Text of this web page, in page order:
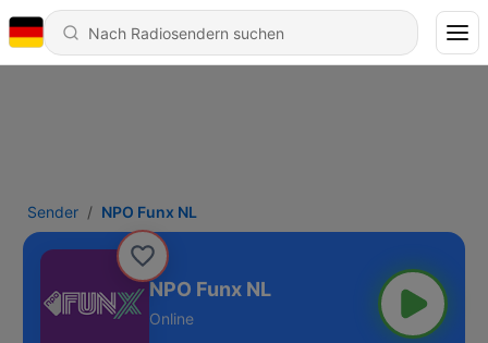
Sender NPO Funx NL
NPO Funx NL
Online